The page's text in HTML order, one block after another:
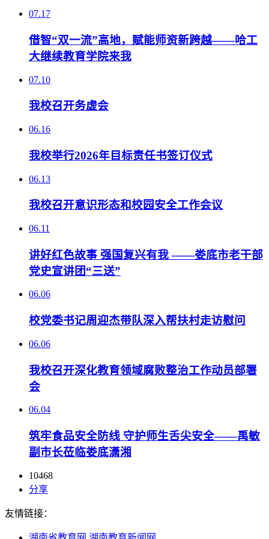
07.17
借智“双一流”高地，赋能师资新跨越——哈工
大继续教育学院来我
07.10
我校召开务虚会
06.16
我校举行2026年目标责任书签订仪式
06.13
我校召开意识形态和校园安全工作会议
06.11
讲好红色故事 强国复兴有我 ——娄底市老干部
党史宣讲团“三送”
06.06
校党委书记周迎杰带队深入帮扶村走访慰问
06.06
我校召开深化教育领域腐败整治工作动员部署
会
06.04
筑牢食品安全防线 守护师生舌尖安全——禹敏
副市长莅临娄底潇湘
10468
分享
友情链接：